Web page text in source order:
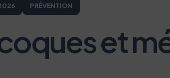
PRÉVENTION
et